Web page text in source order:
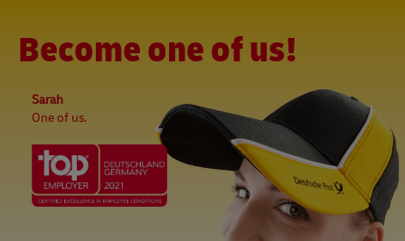
Become one of us!
Sarah
One of us.